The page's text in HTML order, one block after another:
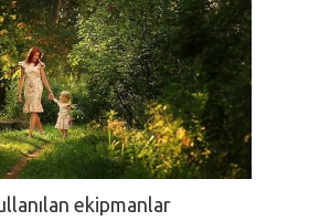
ekipmanlar